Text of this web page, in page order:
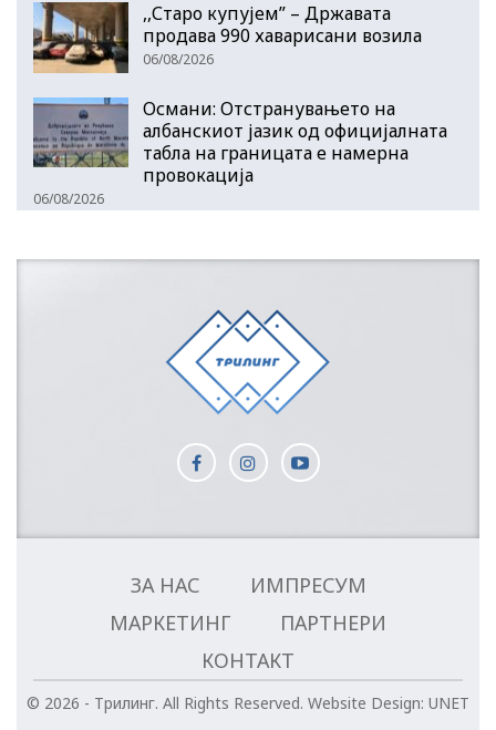
,,Старо купујем” – Државата
продава 990 хаварисани возила
06/08/2026
Османи: Отстранувањето на
албанскиот јазик од официјалната
табла на границата е намерна
провокација
06/08/2026
ЗА НАС
ИМПРЕСУМ
МАРКЕТИНГ
ПАРТНЕРИ
КОНТАКТ
© 2026 - Трилинг. All Rights Reserved. Website Design: UNET